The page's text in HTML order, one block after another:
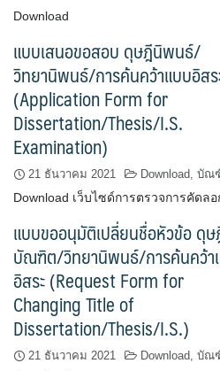
Download
แบบเสนอขอสอบ ดุษฎีนิพนธ์/
วิทยานิพนธ์/การค้นคว้าแบบอิส
(Application Form for
Dissertation/Thesis/I.S.
Examination)
21 ธันวาคม 2021 Download, บัณฑิ
Download เว็บไซด์การตรวจการคัดล
แบบขออนุมัติเปลี่ยนชื่อหัวข้อ ดุ
บัณฑิต/วิทยานิพนธ์/การค้นคว้า
อิสระ (Request Form for
Changing Title of
Dissertation/Thesis/I.S.)
21 ธันวาคม 2021 Download, บัณฑิ